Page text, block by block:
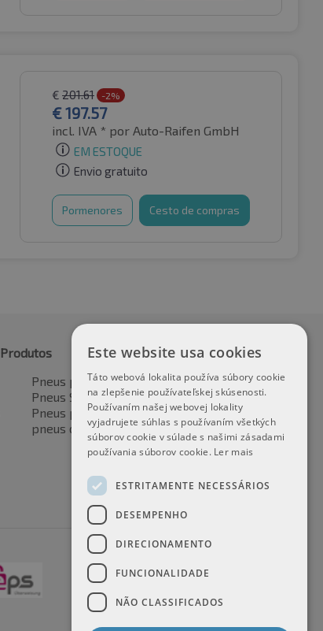
€ 201.61 -2%
€197.57
incl. IVA * por Auto-Raifen GmbH
EM ESTOQUE
Envio gratuito
Pormenores Cesto de compras
Produtos
Pneus para automóveis
Pneus SUV / 4x4
Pneus para veículos de transporte
pneus de motocicleta
Este website usa cookies
Táto webová lokalita používa súbory cookie
na zlepšenie používateľskej skúsenosti.
Používaním našej webovej lokality
vyjadrujete súhlas s používaním všetkých
súborov cookie v súlade s našimi zásadami
používania súborov cookie. Ler mais
ESTRITAMENTE NECESSÁRIOS
DESEMPENHO
DIRECIONAMENTO
FUNCIONALIDADE
NÃO CLASSIFICADOS